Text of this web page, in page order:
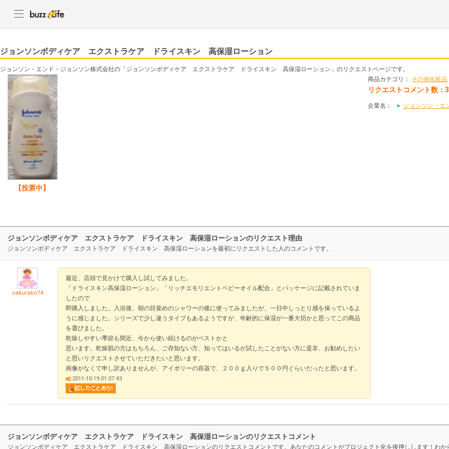
ジョンソンボディケア エクストラケア ドライスキン 高保湿ローション
ジョンソン・エンド・ジョンソン株式会社の「ジョンソンボディケア エクストラケア ドライスキン 高保湿ローション」のリクエストページです。
【投票中】
商品カテゴリ： その他化粧品
リクエストコメント数：
企業名： ジョンソン・エ
ジョンソンボディケア エクストラケア ドライスキン 高保湿ローションのリクエスト理由
ジョンソンボディケア エクストラケア ドライスキン 高保湿ローションを最初にリクエストした人のコメントです。
sakurako74
最近、店頭で見かけて購入し試してみました。
「ドライスキン高保湿ローション」「リッチエモリエントベビーオイル配合」とパッケージに記載されていま
したので
即購入しました。入浴後、朝の目覚めのシャワーの後に使ってみましたが、一日中しっとり感を保っているよ
うに感じました。シリーズで少し違うタイプもあるようですが、年齢的に保湿が一番大切かと思ってこの商品
を選びました。
乾燥しやすい季節も間近、今から使い続けるのがベストかと
思います。乾燥肌の方はもちろん、ご存知ない方、知ってはいるが試したことがない方に是非、お勧めしたい
と思いリクエストさせていただきたいと思います。
画像がなくて申し訳ありませんが、アイボリーの容器で、２００ｇ入りで５００円ぐらいだったと思います。
2011-10-19 01:07:43
ジョンソンボディケア エクストラケア ドライスキン 高保湿ローションのリクエストコメント
ジョンソンボディケア エクストラケア ドライスキン 高保湿ローションのリクエストコメントです。あなたのコメントがプロジェクト化を後押しします！わか